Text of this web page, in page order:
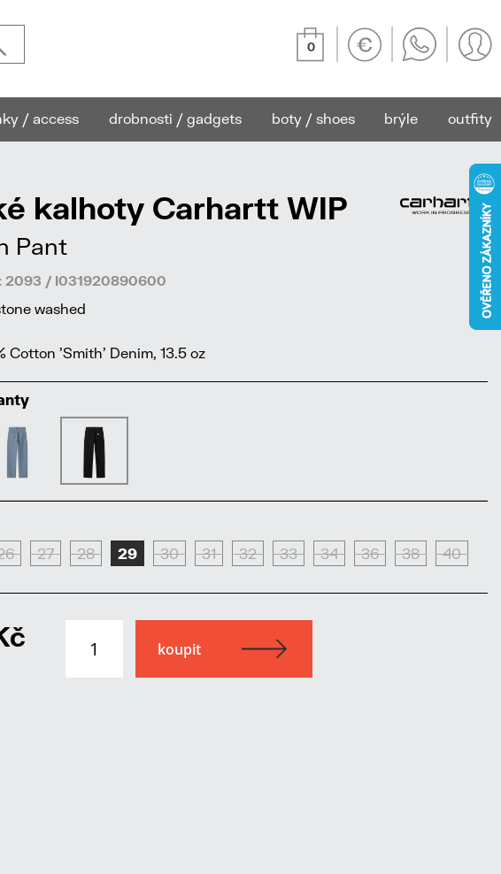
0
/ access drobnosti / gadgets boty / shoes brýle outfity
kalhoty Carhartt WIP
Pant
2093 / I031920890600
washed
Cotton 'Smith' Denim, 13.5 oz
27 28 29 30 31 32 33 34 36 38 40